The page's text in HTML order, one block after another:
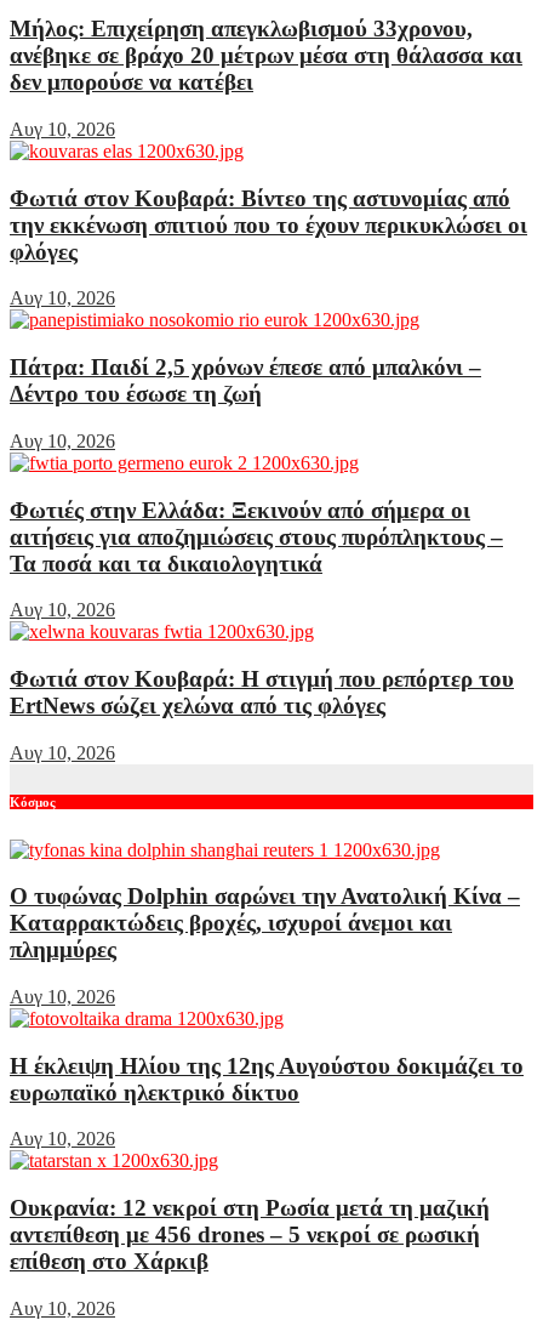
Μήλος: Επιχείρηση απεγκλωβισμού 33χρονου,
ανέβηκε σε βράχο 20 μέτρων μέσα στη θάλασσα και
δεν μπορούσε να κατέβει
Αυγ 10, 2026
Φωτιά στον Κουβαρά: Βίντεο της αστυνομίας από
την εκκένωση σπιτιού που το έχουν περικυκλώσει οι
φλόγες
Αυγ 10, 2026
Πάτρα: Παιδί 2,5 χρόνων έπεσε από μπαλκόνι –
Δέντρο του έσωσε τη ζωή
Αυγ 10, 2026
Φωτιές στην Ελλάδα: Ξεκινούν από σήμερα οι
αιτήσεις για αποζημιώσεις στους πυρόπληκτους –
Τα ποσά και τα δικαιολογητικά
Αυγ 10, 2026
Φωτιά στον Κουβαρά: Η στιγμή που ρεπόρτερ του
ErtNews σώζει χελώνα από τις φλόγες
Αυγ 10, 2026
Κόσμος
Ο τυφώνας Dolphin σαρώνει την Ανατολική Κίνα –
Καταρρακτώδεις βροχές, ισχυροί άνεμοι και
πλημμύρες
Αυγ 10, 2026
Η έκλειψη Ηλίου της 12ης Αυγούστου δοκιμάζει το
ευρωπαϊκό ηλεκτρικό δίκτυο
Αυγ 10, 2026
Ουκρανία: 12 νεκροί στη Ρωσία μετά τη μαζική
αντεπίθεση με 456 drones – 5 νεκροί σε ρωσική
επίθεση στο Χάρκιβ
Αυγ 10, 2026